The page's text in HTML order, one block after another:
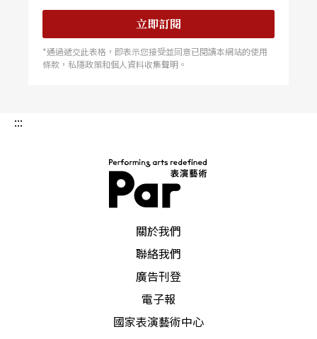
怒、哀、樂，蘊含了人生百態。就如《毛詩．大
序》中提到的「情動於中而形於言，言之不足，故
嗟嘆之；嗟嘆之不足，故詠歌之；詠歌之不足，不
表的已不只是身體的動作，而是伴隨動作一起，
也讓觀衆在對「萬象」的感動中一起「手之舞之，
先秦時期的重要樂學著作《樂記》中提到：「凡音
之起，由人心生也。人心之動，物使之然也。感於
物而動，故形於聲。聲相應，故生變，變成方，謂
之音……」，把音樂的起源溯始到「人心感於乾坤
立即訂閱
*通過遞交此表格，即表示您接受並同意已閱讀本網站的使用
條款，私隱政策和個人資料收集聲明。
:::
關於我們
聯絡我們
廣告刊登
電子報
國家表演藝術中心